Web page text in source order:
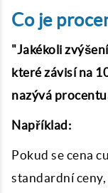
Co je
"Jakékoli
které závisí na
nazývá
Například:
Pokud se cena
standardní ceny,